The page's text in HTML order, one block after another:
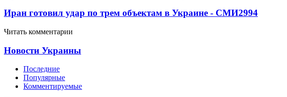
Иран готовил удар по трем объектам в Украине - СМИ2994
Читать комментарии
Новости Украины
Последние
Популярные
Комментируемые